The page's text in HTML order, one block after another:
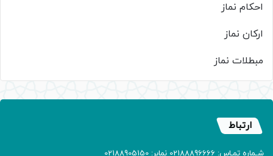
احکام نماز
ارکان نماز
مبطلات نماز
ارتباط
شـماره تمـاس: 02188896666 نمابر: 02188905150